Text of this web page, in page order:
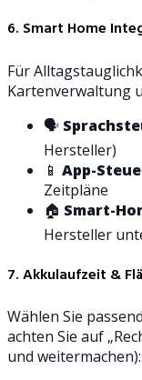
6. Smart Home
Für
Kartenverwaltung
🗣️
Hersteller)
📱 App-
Zeitpläne
🏠 Smart-
Hersteller
7. Akkulaufzeit &
Wählen Sie
achten Sie auf
und weitermachen):